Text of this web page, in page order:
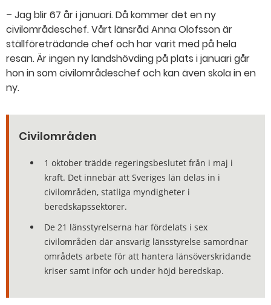
– Jag blir 67 år i januari. Då kommer det en ny
civilområdeschef. Vårt länsråd Anna Olofsson är
ställföreträdande chef och har varit med på hela
resan. Är ingen ny landshövding på plats i januari går
hon in som civilområdeschef och kan även skola in en
ny.
Civilområden
1 oktober trädde regeringsbeslutet från i maj i
kraft. Det innebär att Sveriges län delas in i
civilområden, statliga myndigheter i
beredskapssektorer.
De 21 länsstyrelserna har fördelats i sex
civilområden där ansvarig länsstyrelse samordnar
områdets arbete för att hantera länsöverskridande
kriser samt inför och under höjd beredskap.